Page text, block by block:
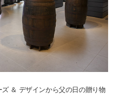
＆ デザインから父の日の贈り物